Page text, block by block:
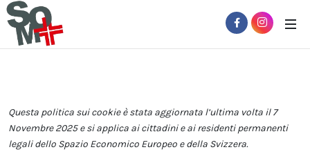
Questa politica sui cookie è stata aggiornata l’ultima volta il 7
Novembre 2025 e si applica ai cittadini e ai residenti permanenti
legali dello Spazio Economico Europeo e della Svizzera.